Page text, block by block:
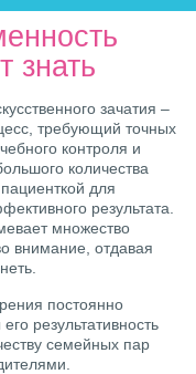
знать
зачатия –
требующий точных
контроля и
количества
для
результата.
множество
внимание, отдавая
постоянно
результативность
семейных пар